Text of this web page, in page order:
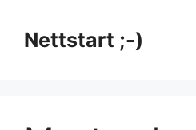
innholdNettstart ;-)